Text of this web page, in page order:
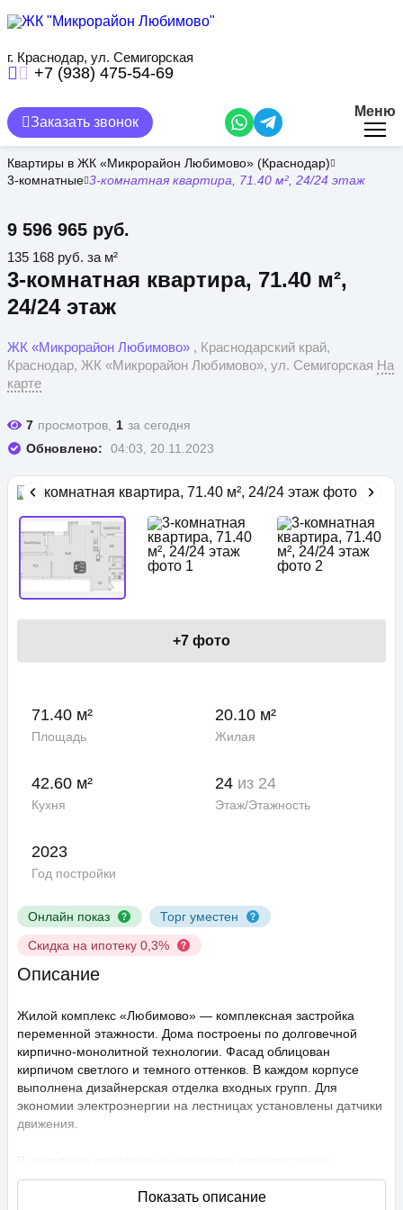
содержанию
г. Краснодар, ул. Семигорская
+7 (938) 475-54-69
Заказать звонок
Меню
Квартиры в ЖК «Микрорайон Любимово» (Краснодар)
3-комнатные 3-комнатная квартира, 71.40 м², 24/24 этаж
3-комнатная квартира, 71.40 м²,
24/24 этаж
9 596 965 руб.
ЖК «Микрорайон Любимово» , Краснодарский край,
Краснодар, ЖК «Микрорайон Любимово», ул. Семигорская На
карте
135 168 руб. за м²
7 просмотров, 1 за сегодня
Обновлено:
04:03, 20.11.2023
Онлайн показ
Торг уместен
Скидка на ипотеку 0,3%
+7 фото
71.40 м²
Площадь
20.10 м²
Жилая
42.60 м²
Кухня
24 из 24
Этаж/Этажность
2023
Год постройки
Описание
Жилой комплекс «Любимово» — комплексная застройка
переменной этажности. Дома построены по долговечной
кирпично-монолитной технологии. Фасад облицован
кирпичом светлого и темного оттенков. В каждом корпусе
выполнена дизайнерская отделка входных групп. Для
экономии электроэнергии на лестницах установлены датчики
движения.
решений: в наличии квартиры, как классического типа, так и
европланировки. Они сдаются с подчистовой отделкой,